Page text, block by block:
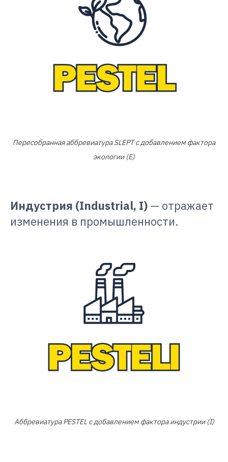
Пересобранная аббревиатура SLEPT с добавлением фактора
экологии (E)
Индустрия (Industrial, I) — отражает
изменения в промышленности.
Аббревиатура PESTEL с добавлением фактора индустрии (I)